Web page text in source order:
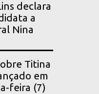
declara
a
Nina
Titina
em
feira (7)